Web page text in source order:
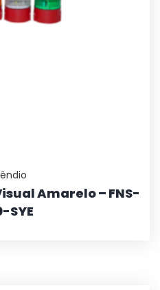
Amarelo – FNS-
SYE